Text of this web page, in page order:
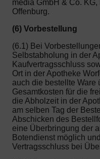
media GmbH & Co.
Offenburg.
(6) Vorbestellung
(6.1) Bei
Selbstabholung in der
Kaufvertragsschluss
Ort in der Apotheke
auch die bestellte Ware
Gesamtkosten für die
die Abholzeit in der
am selben Tag der
Abschicken des
eine Überbringung der
Botendienst möglich
Vertragsschluss bei